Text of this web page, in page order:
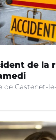
de la
de Castenet-